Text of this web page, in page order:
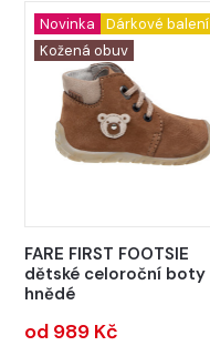
Novinka
Dárkové balení
Kožená obuv
FARE FIRST FOOTSIE
dětské celoroční boty
hnědé
od 989 Kč